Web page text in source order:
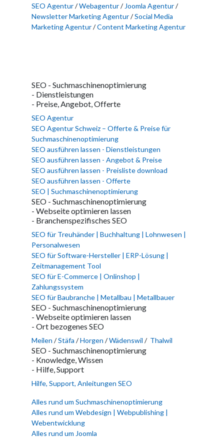
SEO Agentur/Webagentur/ Joomla Agentur/
Newsletter Marketing Agentur/Social Media
Marketing Agentur/Content Marketing Agentur
SEO - Suchmaschinenoptimierung
- Dienstleistungen
- Preise, Angebot, Offerte
SEO Agentur
SEO Agentur Schweiz – Offerte & Preise für
Suchmaschinenoptimierung
SEO ausführen lassen - Dienstleistungen
SEO ausführen lassen - Angebot & Preise
SEO ausführen lassen - Preisliste download
SEO ausführen lassen - Offerte
SEO | Suchmaschinenoptimierung
SEO - Suchmaschinenoptimierung
- Webseite optimieren lassen
- Branchenspezifisches SEO
SEO für Treuhänder | Buchhaltung | Lohnwesen |
Personalwesen
SEO für Software-Hersteller | ERP-Lösung |
Zeitmanagement Tool
SEO für E-Commerce | Onlinshop |
Zahlungssystem
SEO für Baubranche | Metallbau | Metallbauer
SEO - Suchmaschinenoptimierung
- Webseite optimieren lassen
- Ort bezogenes SEO
Meilen /Stäfa /Horgen /Wädenswil / Thalwil
SEO - Suchmaschinenoptimierung
- Knowledge, Wissen
- Hilfe, Support
Hilfe, Support, Anleitungen SEO
Alles rund um Suchmaschinenoptimierung
Alles rund um Webdesign | Webpublishing |
Webentwicklung
Alles rund um Joomla